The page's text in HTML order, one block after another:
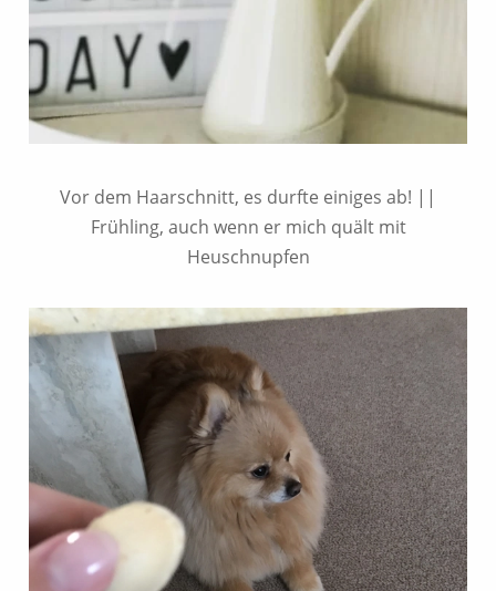
Vor dem Haarschnitt, es durfte einiges ab! ||
Frühling, auch wenn er mich quält mit
Heuschnupfen